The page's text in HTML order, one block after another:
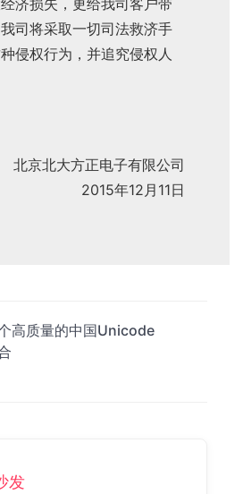
济损失，更给我司客户带
司将采取一切司法救济手
侵权行为，并追究侵权人
北京北大方正电子有限公司
2015年12月11日
高质量的中国Unicode
发